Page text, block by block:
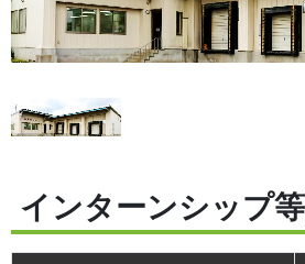
インターンシップ